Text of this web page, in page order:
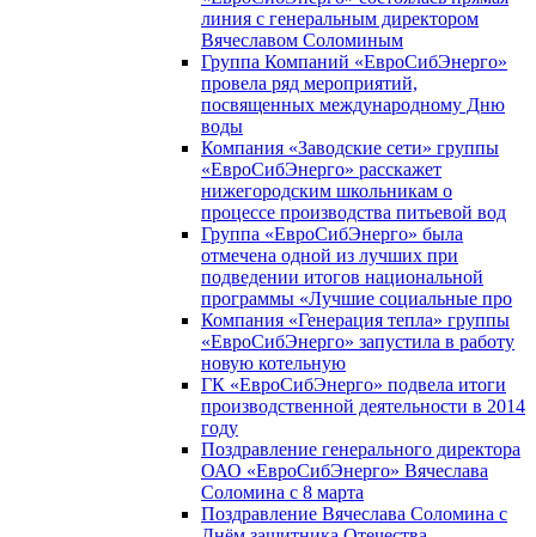
линия с генеральным директором
Вячеславом Соломиным
Группа Компаний «ЕвроСибЭнерго»
провела ряд мероприятий,
посвященных международному Дню
воды
Компания «Заводские сети» группы
«ЕвроСибЭнерго» расскажет
нижегородским школьникам о
процессе производства питьевой вод
Группа «ЕвроСибЭнерго» была
отмечена одной из лучших при
подведении итогов национальной
программы «Лучшие социальные про
Компания «Генерация тепла» группы
«ЕвроСибЭнерго» запустила в работу
новую котельную
ГК «ЕвроСибЭнерго» подвела итоги
производственной деятельности в 2014
году
Поздравление генерального директора
ОАО «ЕвроСибЭнерго» Вячеслава
Соломина с 8 марта
Поздравление Вячеслава Соломина с